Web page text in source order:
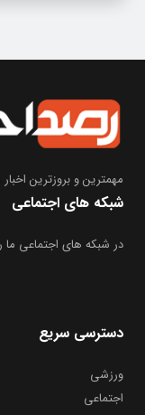
مهمترین و بروز‌ترین اخبار
شبکه های اجتماعی
در شبکه های اجتماعی ما
دسترسی سریع
ورزشی
اجتماعی